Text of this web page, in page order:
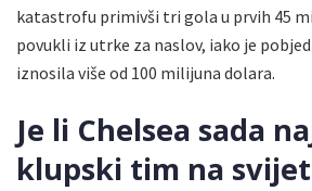
katastrofu primivši tri gola u prvih 45
povukli iz utrke za naslov, iako je
iznosila više od 100 milijuna dolara.
Je li Chelsea sada
klupski tim na